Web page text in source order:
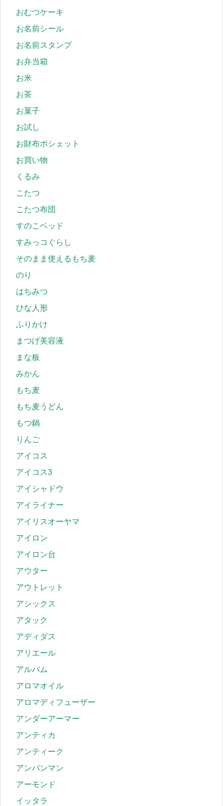
おむつケーキ
お名前シール
お名前スタンプ
お弁当箱
お米
お茶
お菓子
お試し
お財布ポシェット
お買い物
くるみ
こたつ
こたつ布団
すのこベッド
すみっコぐらし
そのまま使えるもち麦
のり
はちみつ
ひな人形
ふりかけ
まつげ美容液
まな板
みかん
もち麦
もち麦うどん
もつ鍋
りんご
アイコス
アイコス3
アイシャドウ
アイライナー
アイリスオーヤマ
アイロン
アイロン台
アウター
アウトレット
アシックス
アタック
アディダス
アリエール
アルバム
アロマオイル
アロマディフューザー
アンダーアーマー
アンティカ
アンティーク
アンパンマン
アーモンド
イッタラ